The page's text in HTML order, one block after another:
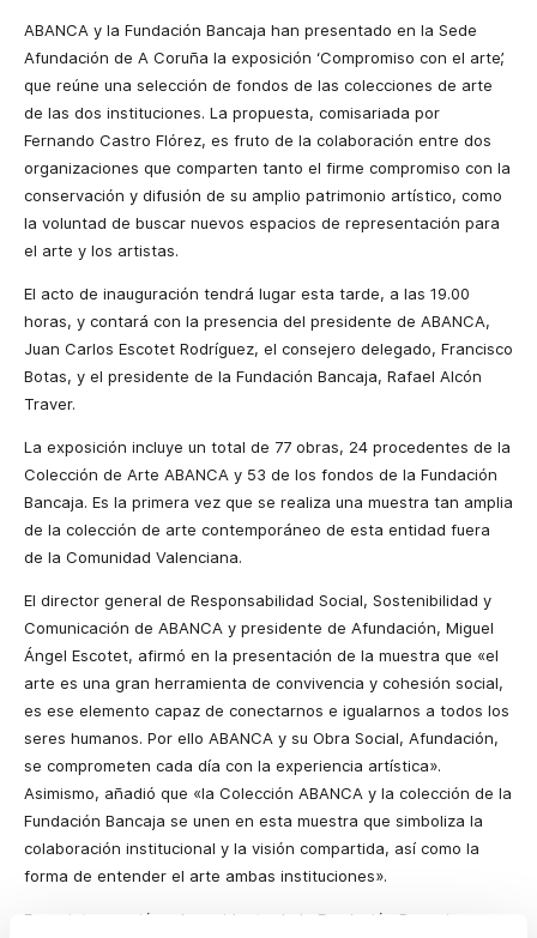
ABANCA y la Fundación Bancaja han presentado en la Sede
Afundación de A Coruña la exposición ‘Compromiso con el arte’,
que reúne una selección de fondos de las colecciones de arte
de las dos instituciones. La propuesta, comisariada por
Fernando Castro Flórez, es fruto de la colaboración entre dos
organizaciones que comparten tanto el firme compromiso con la
conservación y difusión de su amplio patrimonio artístico, como
la voluntad de buscar nuevos espacios de representación para
el arte y los artistas.
El acto de inauguración tendrá lugar esta tarde, a las 19.00
horas, y contará con la presencia del presidente de ABANCA,
Juan Carlos Escotet Rodríguez, el consejero delegado, Francisco
Botas, y el presidente de la Fundación Bancaja, Rafael Alcón
Traver.
La exposición incluye un total de 77 obras, 24 procedentes de la
Colección de Arte ABANCA y 53 de los fondos de la Fundación
Bancaja. Es la primera vez que se realiza una muestra tan amplia
de la colección de arte contemporáneo de esta entidad fuera
de la Comunidad Valenciana.
El director general de Responsabilidad Social, Sostenibilidad y
Comunicación de ABANCA y presidente de Afundación, Miguel
Ángel Escotet, afirmó en la presentación de la muestra que «el
arte es una gran herramienta de convivencia y cohesión social,
es ese elemento capaz de conectarnos e igualarnos a todos los
seres humanos. Por ello ABANCA y su Obra Social, Afundación,
se comprometen cada día con la experiencia artística».
Asimismo, añadió que «la Colección ABANCA y la colección de la
Fundación Bancaja se unen en esta muestra que simboliza la
colaboración institucional y la visión compartida, así como la
forma de entender el arte ambas instituciones».
En su intervención, el presidente de la Fundación Bancaja